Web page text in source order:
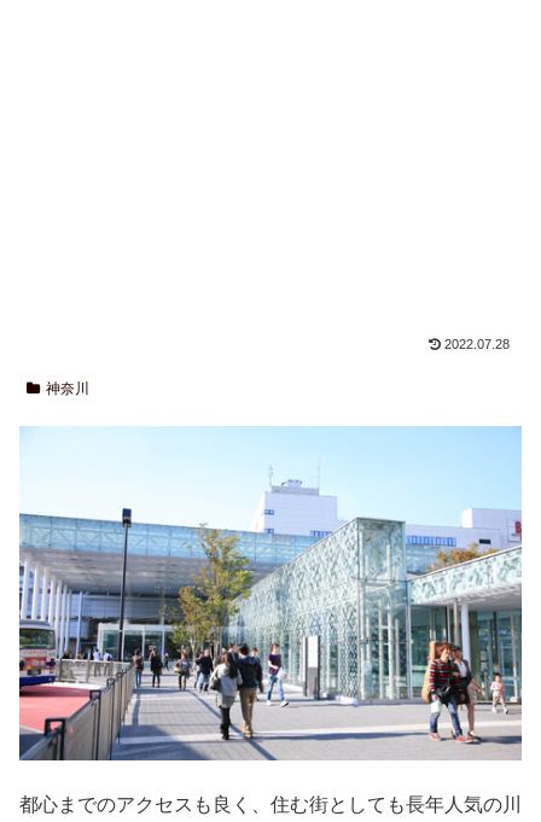
2022.07.28
神奈川
都心までのアクセスも良く、住む街としても長年人気の川